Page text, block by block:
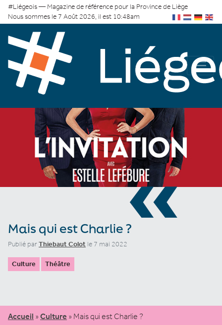
#Liégeois — Magazine de référence pour la Province de Liège
Nous sommes le 7 Août 2026, il est 10:48am
«
Mais qui est Charlie ?
Publié parThiebaut Colot le 7 mai 2022
Culture Théâtre
Accueil » Culture » Mais qui est Charlie ?